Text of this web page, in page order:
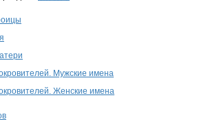
Мужские имена
Женские имена